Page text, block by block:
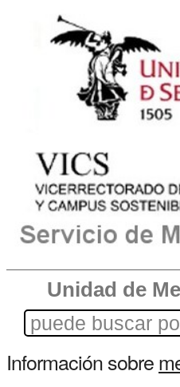
Unidad de
Información sobre